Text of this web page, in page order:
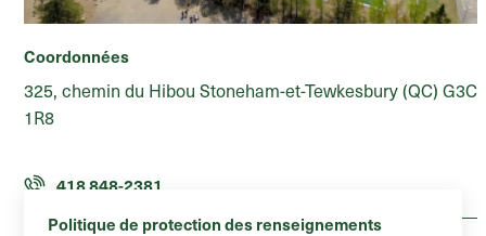
Politique de protection des renseignements
Terrains sportifs
Coordonnées
325, chemin du Hibou Stoneham-et-Tewkesbury (QC) G3C
1R8
418 848-2381
Terrains sportifs
Terrain de soccer synthètique